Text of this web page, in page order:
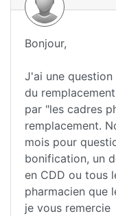
Bonjour,
J'ai une
du
par "les cadres
remplacement.
mois pour
bonification, un
en CDD ou tous
pharmacien que
je vous remercie